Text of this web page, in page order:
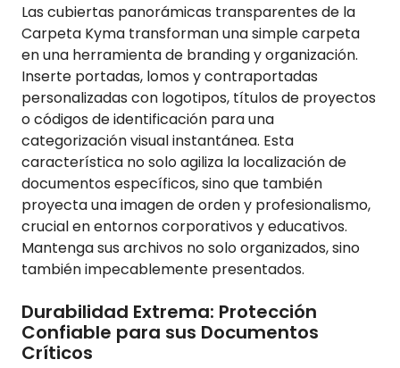
Las cubiertas panorámicas transparentes de la
Carpeta Kyma transforman una simple carpeta
en una herramienta de branding y organización.
Inserte portadas, lomos y contraportadas
personalizadas con logotipos, títulos de proyectos
o códigos de identificación para una
categorización visual instantánea. Esta
característica no solo agiliza la localización de
documentos específicos, sino que también
proyecta una imagen de orden y profesionalismo,
crucial en entornos corporativos y educativos.
Mantenga sus archivos no solo organizados, sino
también impecablemente presentados.
Durabilidad Extrema: Protección
Confiable para sus Documentos
Críticos